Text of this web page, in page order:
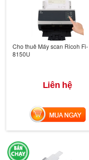
Cho thuê Máy scan Ricoh Fi-
8150U
Liên hệ
MUA NGAY